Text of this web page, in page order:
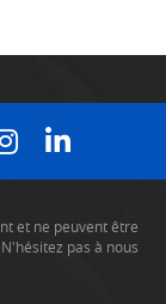
et ne peuvent être
pas à nous